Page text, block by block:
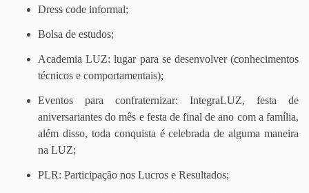
Dress code informal;
Bolsa de estudos;
Academia LUZ: lugar para se desenvolver (conhecimentos
técnicos e comportamentais);
Eventos para confraternizar: IntegraLUZ, festa de
aniversariantes do mês e festa de final de ano com a família,
além disso, toda conquista é celebrada de alguma maneira
na LUZ;
PLR: Participação nos Lucros e Resultados;